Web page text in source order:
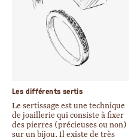
Les différents sertis
Le sertissage est une technique
de joaillerie qui consiste à fixer
des pierres (précieuses ou non)
sur un bijou. Il existe de très